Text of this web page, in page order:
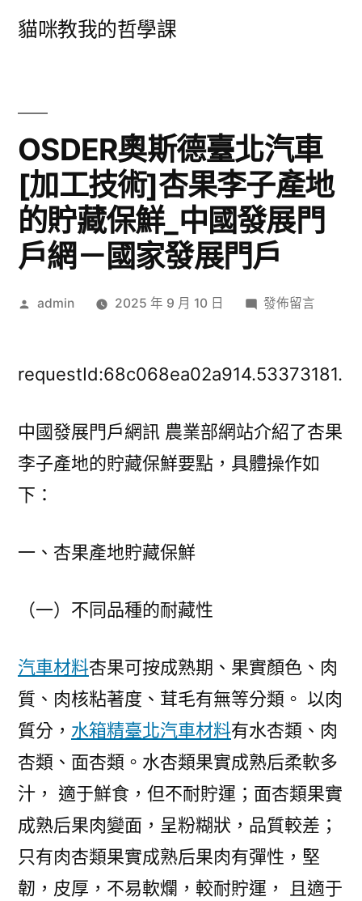
貓咪教我的哲學課
OSDER奧斯德臺北汽車
[加工技術]杏果李子產地
的貯藏保鮮_中國發展門
戶網－國家發展門戶
作
admin 2025 年 9 月 10 日
在
斯
北
汽
子
產
地
的
貯
保
鮮
_
中
國
發佈留言
requestId:68c068ea02a914.53373181.
中國發展門戶網訊 農業部網站介紹了杏果
李子產地的貯藏保鮮要點，具體操作如
下：
一、杏果產地貯藏保鮮
（一）不同品種的耐藏性
汽車材料杏果可按成熟期、果實顏色、肉
質、肉核粘著度、茸毛有無等分類。 以肉
質分， 水箱精臺北汽車材料有水杏類、肉
杏類、面杏類。水杏類果實成熟后柔軟多
汁， 適于鮮食，但不耐貯運；面杏類果實
成熟后果肉變面，呈粉糊狀，品質較差；
只有肉杏類果實成熟后果肉有彈性，堅
韌，皮厚，不易軟爛，較耐貯運， 且適于